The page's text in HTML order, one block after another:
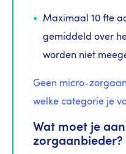
Maximaal 10 fte
gemiddeld over
worden niet
Geen micro-
welke categorie je
Wat moet je
zorgaanbieder?